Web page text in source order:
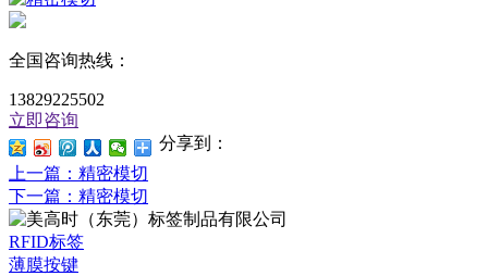
全国咨询热线：
13829225502
立即咨询
分享到：
上一篇 ：精密模切
下一篇 ：精密模切
RFID标签
薄膜按键